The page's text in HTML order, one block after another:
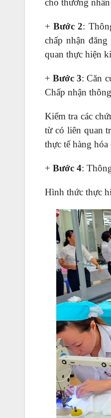
cho thương
+Bước 2:
chấp nhận
quan thực hiện
+Bước 3: Căn
Chấp nhận
Kiểm tra các
từ có liên quan
thực tế hàng
+ Bước 4:
Hình thức thực